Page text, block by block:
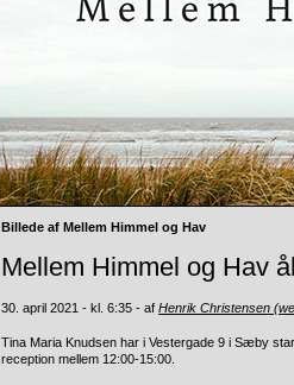
Billede af Mellem Himmel og Hav
Mellem Himmel og Hav
30. april 2021 - kl. 6:35 - af Henrik Christensen
Tina Maria Knudsen har i Vestergade 9 i Sæby
reception mellem 12:00-15:00.